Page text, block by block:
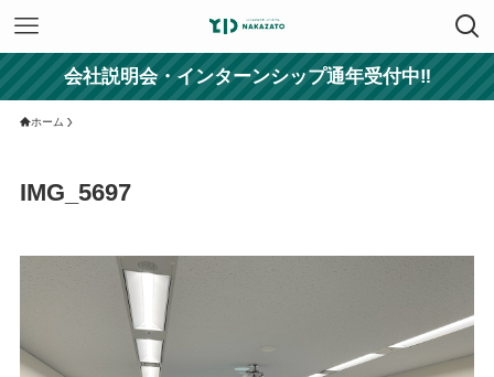
会社説明会・インターンシップ通年受付中‼
ホーム
IMG_5697